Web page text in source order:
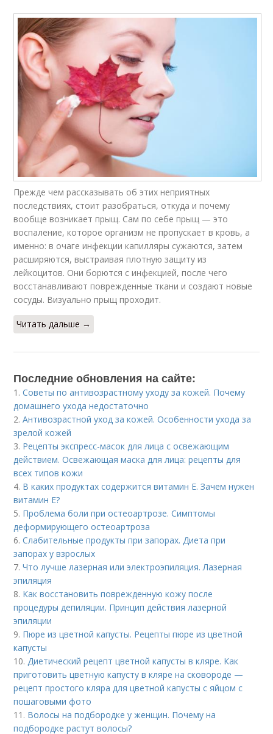
Прежде чем рассказывать об этих неприятных
последствиях, стоит разобраться, откуда и почему
вообще возникает прыщ. Сам по себе прыщ — это
воспаление, которое организм не пропускает в кровь, а
именно: в очаге инфекции капилляры сужаются, затем
расширяются, выстраивая плотную защиту из
лейкоцитов. Они борются с инфекцией, после чего
восстанавливают поврежденные ткани и создают новые
сосуды. Визуально прыщ проходит.
Читать дальше →
Последние обновления на сайте:
1.Советы по антивозрастному уходу за кожей. Почему
домашнего ухода недостаточно
2.Антивозрастной уход за кожей. Особенности ухода за
зрелой кожей
3. Рецепты экспресс-масок для лица с освежающим
действием. Освежающая маска для лица: рецепты для
всех типов кожи
4. В каких продуктах содержится витамин Е. Зачем нужен
витамин Е?
5. Проблема боли при остеоартрозе. Симптомы
деформирующего остеоартроза
6.Слабительные продукты при запорах. Диета при
запорах у взрослых
7.Что лучше лазерная или электроэпиляция. Лазерная
эпиляция
8. Как восстановить поврежденную кожу после
процедуры депиляции. Принцип действия лазерной
эпиляции
9. Пюре из цветной капусты. Рецепты пюре из цветной
капусты
10.Диетический рецепт цветной капусты в кляре. Как
приготовить цветную капусту в кляре на сковороде —
рецепт простого кляра для цветной капусты с яйцом с
пошаговыми фото
11. Волосы на подбородке у женщин. Почему на
подбородке растут волосы?